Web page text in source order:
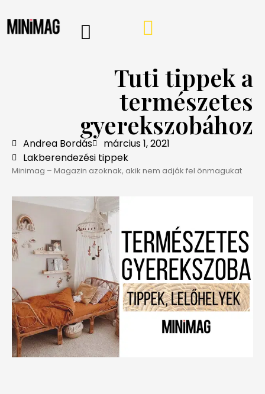
Tuti tippek a
természetes
gyerekszobához
Andrea Bordás
március 1, 2021
Lakberendezési tippek
Minimag – Magazin azoknak, akik nem adják fel önmagukat